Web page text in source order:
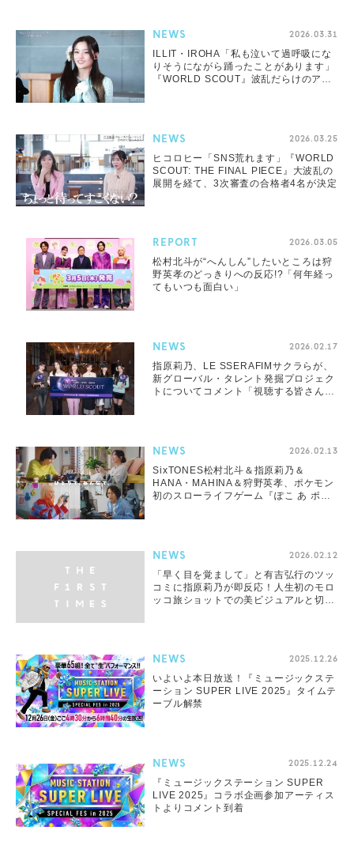
NEWS 2026.03.31
ILLIT・IROHA「私も泣いて過呼吸にな
りそうにながら踊ったことがあります」
『WORLD SCOUT』波乱だらけのアメ
NEWS 2026.03.25
ヒコロヒー「SNS荒れます」『WORLD
SCOUT: THE FINAL PIECE』大波乱の
展開を経て、3次審査の合格者4名が決定
REPORT 2026.03.05
松村北斗が“へんしん”したいところは狩
野英孝のどっきりへの反応!?「何年経っ
てもいつも面白い」
NEWS 2026.02.17
指原莉乃、LE SSERAFIMサクラらが、
新グローバル・タレント発掘プロジェク
トについてコメント「視聴する皆さんに
NEWS 2026.02.13
SixTONES松村北斗＆指原莉乃＆
HANA・MAHINA＆狩野英孝、ポケモン
初のスローライフゲーム『ぽこ あ ポケ
NEWS 2026.02.12
「早く目を覚まして」と有吉弘行のツッ
コミに指原莉乃が即反応！人生初のモロ
ッコ旅ショットでの美ビジュアルと切れ
NEWS 2025.12.26
いよいよ本日放送！『ミュージックステ
ーション SUPER LIVE 2025』タイムテ
ーブル解禁
NEWS 2025.12.24
『ミュージックステーション SUPER
LIVE 2025』コラボ企画参加アーティス
トよりコメント到着